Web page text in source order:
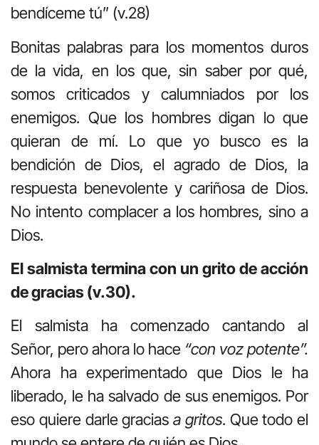
bendíceme tú” (v.28)
Bonitas palabras para los momentos duros
de la vida, en los que, sin saber por qué,
somos criticados y calumniados por los
enemigos. Que los hombres digan lo que
quieran de mí. Lo que yo busco es la
bendición de Dios, el agrado de Dios, la
respuesta benevolente y cariñosa de Dios.
No intento complacer a los hombres, sino a
Dios.
El salmista termina con un grito de acción
de gracias (v.30).
El salmista ha comenzado cantando al
Señor, pero ahora lo hace “con voz potente”.
Ahora ha experimentado que Dios le ha
liberado, le ha salvado de sus enemigos. Por
eso quiere darle gracias a gritos. Que todo el